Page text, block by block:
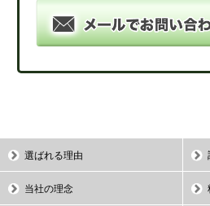
選ばれる理由
当社の理念